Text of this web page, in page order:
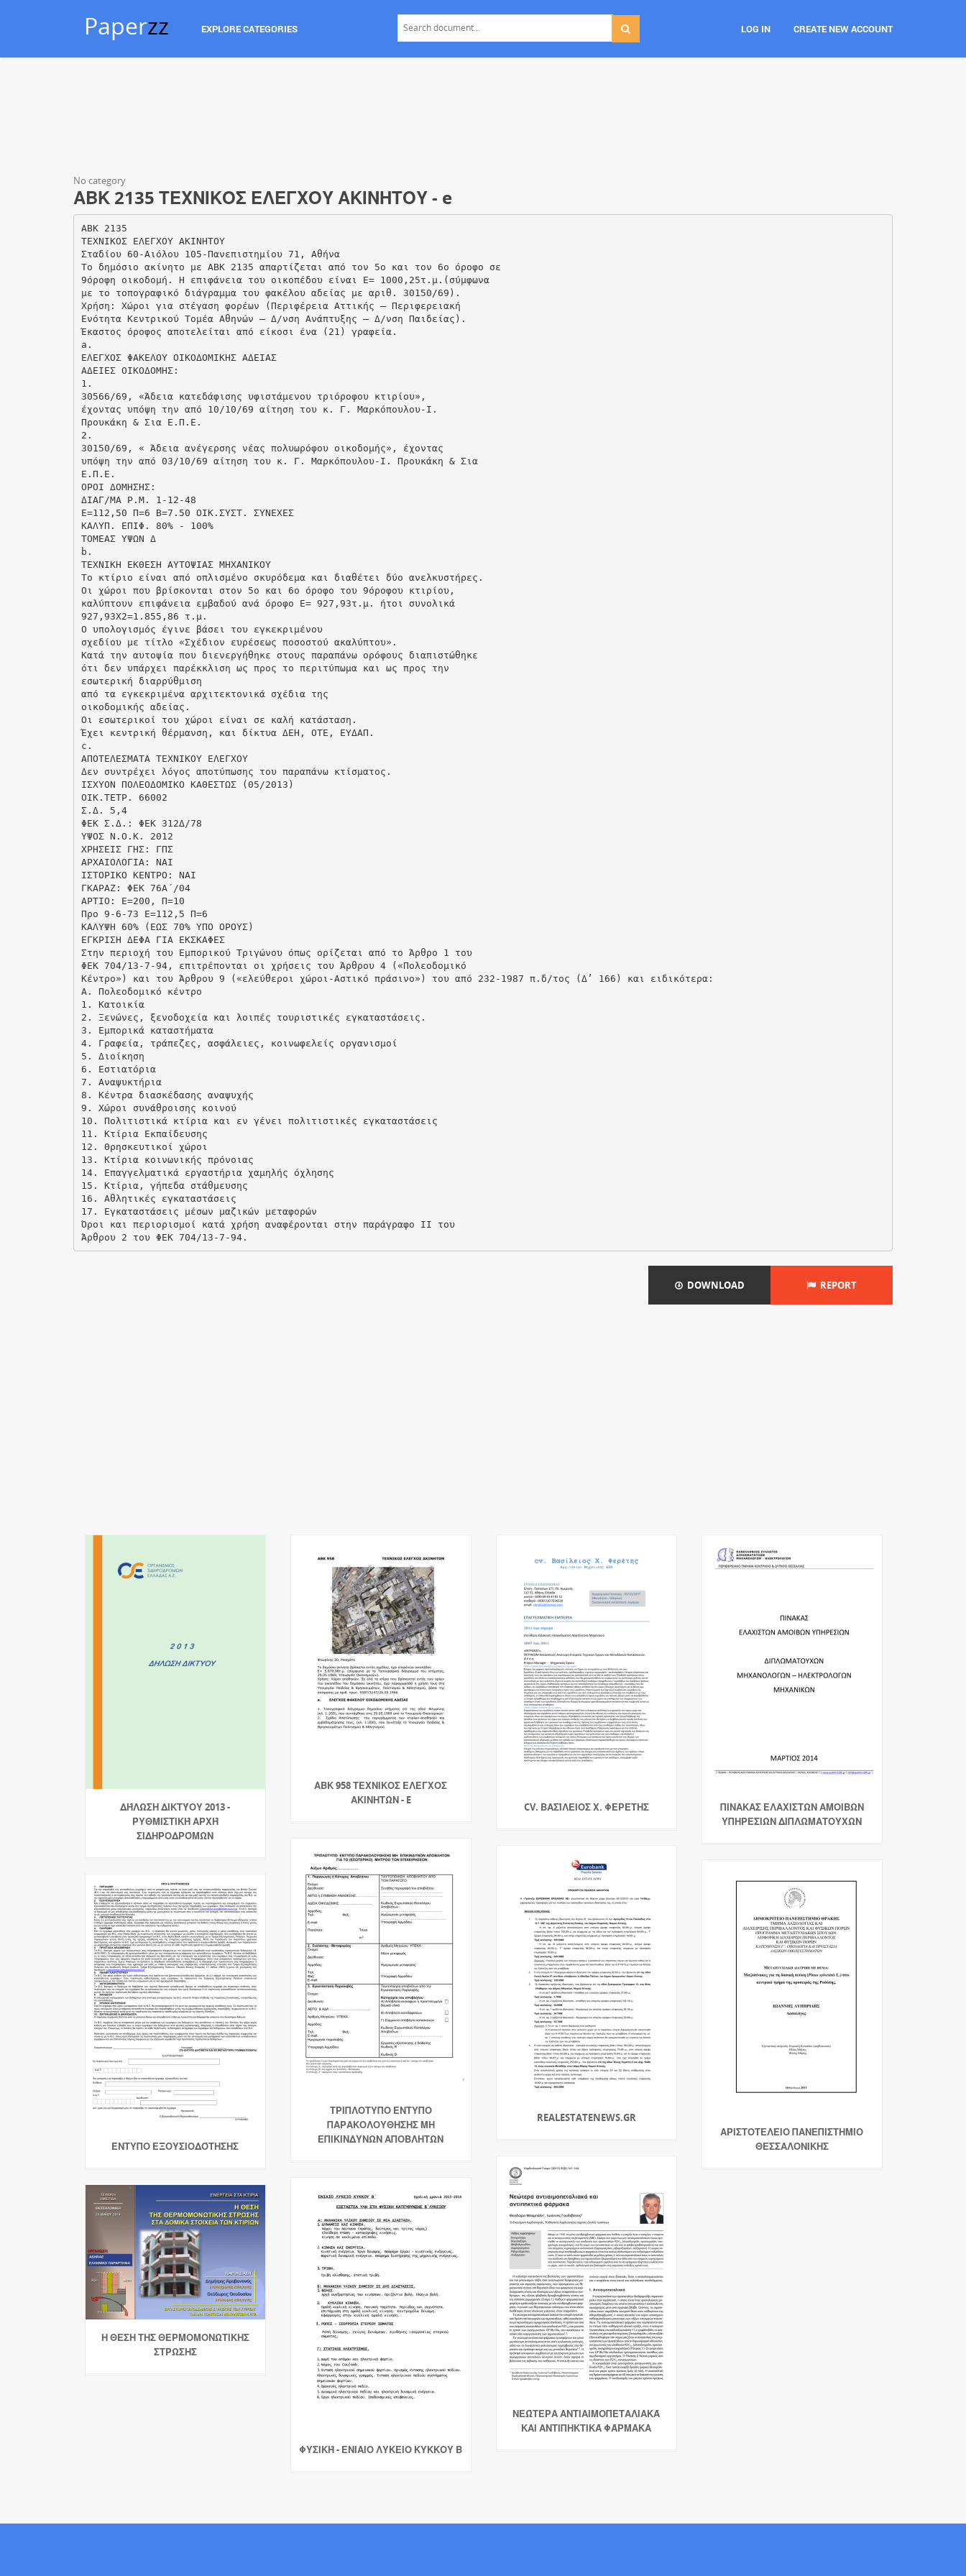
Paperzz EXPLORE CATEGORIES LOG IN CREATE NEW ACCOUNT
No category
ΑΒΚ 2135 ΤΕΧΝΙΚΟΣ ΕΛΕΓΧΟΥ ΑΚΙΝΗΤΟΥ - e
ΑΒΚ 2135
ΤΕΧΝΙΚΟΣ ΕΛΕΓΧΟΥ ΑΚΙΝΗΤΟΥ
Σταδίου 60-Αιόλου 105-Πανεπιστημίου 71, Αθήνα
Το δημόσιο ακίνητο με ΑΒΚ 2135 απαρτίζεται από τον 5ο και τον 6ο όροφο σε
9όροφη οικοδομή. Η επιφάνεια του οικοπέδου είναι Ε= 1000,25τ.μ.(σύμφωνα
με το τοπογραφικό διάγραμμα του φακέλου αδείας με αριθ. 30150/69).
Χρήση: Χώροι για στέγαση φορέων (Περιφέρεια Αττικής – Περιφερειακή
Ενότητα Κεντρικού Τομέα Αθηνών – Δ/νση Ανάπτυξης – Δ/νση Παιδείας).
Έκαστος όροφος αποτελείται από είκοσι ένα (21) γραφεία.
a.
ΕΛΕΓΧΟΣ ΦΑΚΕΛΟΥ ΟΙΚΟΔΟΜΙΚΗΣ ΑΔΕΙΑΣ
ΑΔΕΙΕΣ ΟΙΚΟΔΟΜΗΣ:
1.
30566/69, «Άδεια κατεδάφισης υφιστάμενου τριόροφου κτιρίου»,
έχοντας υπόψη την από 10/10/69 αίτηση του κ. Γ. Μαρκόπουλου-Ι.
Προυκάκη & Σια Ε.Π.Ε.
2.
30150/69, « Άδεια ανέγερσης νέας πολυωρόφου οικοδομής», έχοντας
υπόψη την από 03/10/69 αίτηση του κ. Γ. Μαρκόπουλου-Ι. Προυκάκη & Σια
Ε.Π.Ε.
ΟΡΟΙ ΔΟΜΗΣΗΣ:
ΔΙΑΓ/ΜΑ Ρ.Μ. 1-12-48
Ε=112,50 Π=6 Β=7.50 ΟΙΚ.ΣΥΣΤ. ΣΥΝΕΧΕΣ
ΚΑΛΥΠ. ΕΠΙΦ. 80% - 100%
ΤΟΜΕΑΣ ΥΨΩΝ Δ
b.
ΤΕΧΝΙΚΗ ΕΚΘΕΣΗ ΑΥΤΟΨΙΑΣ ΜΗΧΑΝΙΚΟΥ
Το κτίριο είναι από οπλισμένο σκυρόδεμα και διαθέτει δύο ανελκυστήρες.
Οι χώροι που βρίσκονται στον 5ο και 6ο όροφο του 9όροφου κτιρίου,
καλύπτουν επιφάνεια εμβαδού ανά όροφο Ε= 927,93τ.μ. ήτοι συνολικά
927,93Χ2=1.855,86 τ.μ.
Ο υπολογισμός έγινε βάσει του εγκεκριμένου
σχεδίου με τίτλο «Σχέδιον ευρέσεως ποσοστού ακαλύπτου».
Κατά την αυτοψία που διενεργήθηκε στους παραπάνω ορόφους διαπιστώθηκε
ότι δεν υπάρχει παρέκκλιση ως προς το περιτύπωμα και ως προς την
εσωτερική διαρρύθμιση
από τα εγκεκριμένα αρχιτεκτονικά σχέδια της
οικοδομικής αδείας.
Οι εσωτερικοί του χώροι είναι σε καλή κατάσταση.
Έχει κεντρική θέρμανση, και δίκτυα ΔΕΗ, ΟΤΕ, ΕΥΔΑΠ.
c.
ΑΠΟΤΕΛΕΣΜΑΤΑ ΤΕΧΝΙΚΟΥ ΕΛΕΓΧΟΥ
Δεν συντρέχει λόγος αποτύπωσης του παραπάνω κτίσματος.
ΙΣΧΥΟΝ ΠΟΛΕΟΔΟΜΙΚΟ ΚΑΘΕΣΤΩΣ (05/2013)
ΟΙΚ.ΤΕΤΡ. 66002
Σ.Δ. 5,4
ΦΕΚ Σ.Δ.: ΦΕΚ 312Δ/78
ΥΨΟΣ Ν.Ο.Κ. 2012
ΧΡΗΣΕΙΣ ΓΗΣ: ΓΠΣ
ΑΡΧΑΙΟΛΟΓΙΑ: ΝΑΙ
ΙΣΤΟΡΙΚΟ ΚΕΝΤΡΟ: ΝΑΙ
ΓΚΑΡΑΖ: ΦΕΚ 76Α΄/04
ΑΡΤΙΟ: Ε=200, Π=10
Προ 9-6-73 Ε=112,5 Π=6
ΚΑΛΥΨΗ 60% (ΕΩΣ 70% ΥΠΟ ΟΡΟΥΣ)
ΕΓΚΡΙΣΗ ΔΕΦΑ ΓΙΑ ΕΚΣΚΑΦΕΣ
Στην περιοχή του Εμπορικού Τριγώνου όπως ορίζεται από το Άρθρο 1 του
ΦΕΚ 704/13-7-94, επιτρέπονται οι χρήσεις του Άρθρου 4 («Πολεοδομικό
Κέντρο») και του Άρθρου 9 («ελεύθεροι χώροι-Αστικό πράσινο») του από 232-1987 π.δ/τος (Δ’ 166) και ειδικότερα:
Α. Πολεοδομικό κέντρο
1. Κατοικία
2. Ξενώνες, ξενοδοχεία και λοιπές τουριστικές εγκαταστάσεις.
3. Εμπορικά καταστήματα
4. Γραφεία, τράπεζες, ασφάλειες, κοινωφελείς οργανισμοί
5. Διοίκηση
6. Εστιατόρια
7. Αναψυκτήρια
8. Κέντρα διασκέδασης αναψυχής
9. Χώροι συνάθροισης κοινού
10. Πολιτιστικά κτίρια και εν γένει πολιτιστικές εγκαταστάσεις
11. Κτίρια Εκπαίδευσης
12. Θρησκευτικοί χώροι
13. Κτίρια κοινωνικής πρόνοιας
14. Επαγγελματικά εργαστήρια χαμηλής όχλησης
15. Κτίρια, γήπεδα στάθμευσης
16. Αθλητικές εγκαταστάσεις
17. Εγκαταστάσεις μέσων μαζικών μεταφορών
Όροι και περιορισμοί κατά χρήση αναφέρονται στην παράγραφο ΙΙ του
DOWNLOAD REPORT
ΔΉΛΩΣΗ ΔΙΚΤΎΟΥ 2013 -
ΡΥΘΜΙΣΤΙΚΉ ΑΡΧΉ
ΣΙΔΗΡΟΔΡΌΜΩΝ
ΑΒΚ 958 ΤΕΧΝΙΚΟΣ ΕΛΕΓΧΟΣ
ΑΚΙΝΗΤΩΝ - E
CV. ΒΑΣΊΛΕΙΟΣ Χ. ΦΕΡΈΤΗΣ
ΠΙΝΑΚΑΣ ΕΛΑΧΙΣΤΩΝ ΑΜΟΙΒΩΝ
ΥΠΗΡΕΣΙΩΝ ΔΙΠΛΩΜΑΤΟΥΧΩΝ
ΤΡΙΠΛΟΤΥΠΟ ΕΝΤΥΠΟ
ΠΑΡΑΚΟΛΟΥΘΗΣΗΣ ΜΗ
ΕΠΙΚΙΝΔΥΝΩΝ ΑΠΟΒΛΗΤΩΝ
REALESTATENEWS.GR
ΑΡΙΣΤΟΤΕΛΕΙΟ ΠΑΝΕΠΙΣΤΗΜΙΟ
ΘΕΣΣΑΛΟΝΙΚΗΣ
ΈΝΤΥΠΟ ΕΞΟΥΣΙΟΔΌΤΗΣΗΣ
ΝΕΏΤΕΡΑ ΑΝΤΙΑΙΜΟΠΕΤΑΛΙΑΚΆ
ΚΑΙ ΑΝΤΙΠΗΚΤΙΚΆ ΦΆΡΜΑΚΑ
ΦΥΣΙΚΉ - ΕΝΙΑΙΟ ΛΥΚΕΙΟ ΚΥΚΚΟΥ Β
Η ΘΕΣΗ ΤΗΣ ΘΕΡΜΟΜΟΝΩΤΙΚΗΣ
ΣΤΡΩΣΗΣ